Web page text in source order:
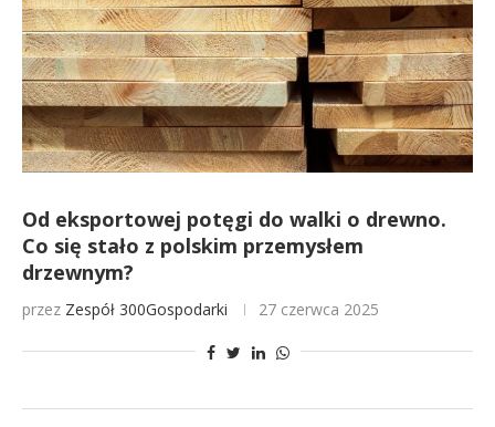
Od eksportowej potęgi do walki o drewno.
Co się stało z polskim przemysłem
drzewnym?
przez Zespół 300Gospodarki 27 czerwca 2025